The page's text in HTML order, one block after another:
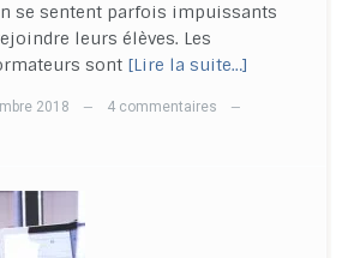
se sentent parfois impuissants
leurs élèves. Les
sont [Lire la suite…]
2018 — 4 commentaires —